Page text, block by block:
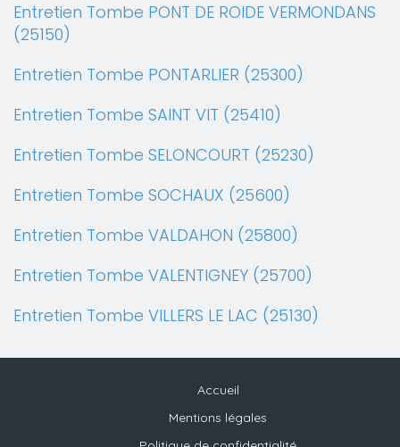
Entretien Tombe PONT DE ROIDE VERMONDANS
(25150)
Entretien Tombe PONTARLIER (25300)
Entretien Tombe SAINT VIT (25410)
Entretien Tombe SELONCOURT (25230)
Entretien Tombe SOCHAUX (25600)
Entretien Tombe VALDAHON (25800)
Entretien Tombe VALENTIGNEY (25700)
Entretien Tombe VILLERS LE LAC (25130)
Accueil
Mentions légales